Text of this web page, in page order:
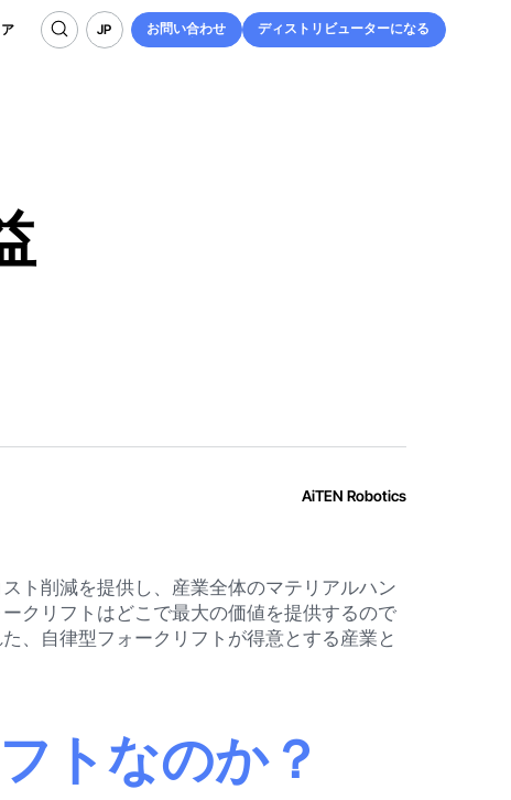
JP
JP
お問い合わせ
お問い合わせ
ディストリビューターになる
ディストリビューターになる
AiTEN Robotics
ト削減を提供し、産業全体のマテリアルハン
クリフトはどこで最大の価値を提供するので
、自律型フォークリフトが得意とする産業と
トなのか？